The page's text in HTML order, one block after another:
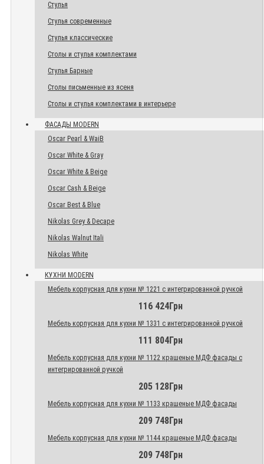
Стулья
Стулья современные
Стулья классические
Столы и стулья комплектами
Стулья Барные
Столы письменные из ясеня
Столы и стулья комплектами в интерьере
ФАСАДЫ MODERN
Oscar Pearl & WaiB
Oscar White & Gray
Oscar White & Beige
Oscar Cash & Beige
Oscar Best & Blue
Nikolas Grey & Decape
Nikolas Walnut Itali
Nikolas White
КУХНИ MODERN
Мебель корпусная для кухни № 1221 с интегрированной ручкой
116 424Грн
Мебель корпусная для кухни № 1331 с интегрированной ручкой
111 804Грн
Мебель корпусная для кухни № 1122 крашеные МДФ фасады с
интегрированной ручкой
205 128Грн
Мебель корпусная для кухни № 1133 крашеные МДФ фасады
209 748Грн
Мебель корпусная для кухни № 1144 крашеные МДФ фасады
209 748Грн